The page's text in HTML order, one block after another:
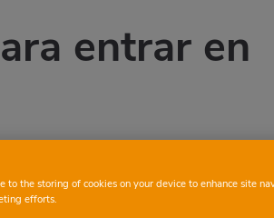
entrar en
de aperitivo, unas
plato de olleta o de
yemas de Caravaca.
to the storing of cookies on your device to enhance site
efforts.